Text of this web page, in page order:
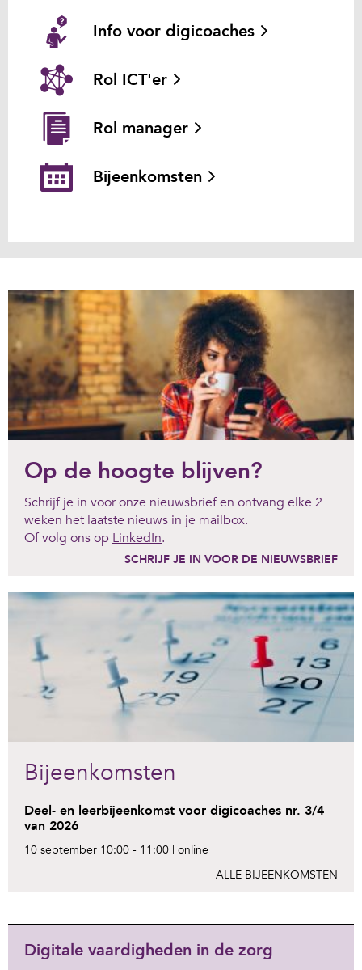
Info voor digicoaches
Rol ICT'er
Rol manager
Bijeenkomsten
Op de hoogte blijven?
Schrijf je in voor onze nieuwsbrief en ontvang elke 2
weken het laatste nieuws in je mailbox.
Of volg ons op LinkedIn.
SCHRIJF JE IN VOOR DE NIEUWSBRIEF
Bijeenkomsten
Deel- en leerbijeenkomst voor digicoaches nr. 3/4
van 2026
10 september 10:00 - 11:00 | online
ALLE BIJEENKOMSTEN
Digitale vaardigheden in de zorg